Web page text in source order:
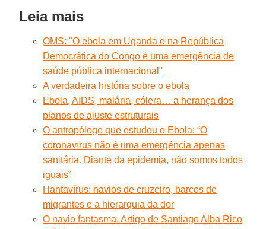
Leia mais
OMS: "O ebola em Uganda e na República
Democrática do Congo é uma emergência de
saúde pública internacional"
A verdadeira história sobre o ebola
Ebola, AIDS, malária, cólera… a herança dos
planos de ajuste estruturais
O antropólogo que estudou o Ebola: “O
coronavírus não é uma emergência apenas
sanitária. Diante da epidemia, não somos todos
iguais”
Hantavírus: navios de cruzeiro, barcos de
migrantes e a hierarquia da dor
O navio fantasma. Artigo de Santiago Alba Rico